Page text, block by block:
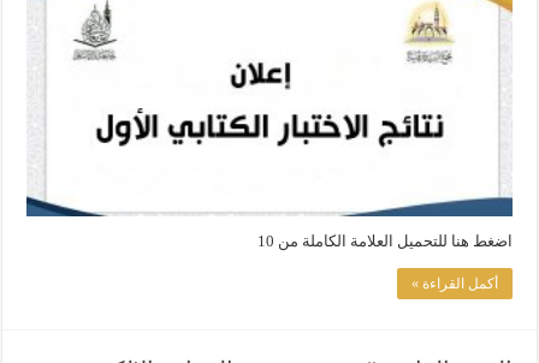
اضغط هنا للتحميل العلامة الكاملة من 10
أكمل القراءة »